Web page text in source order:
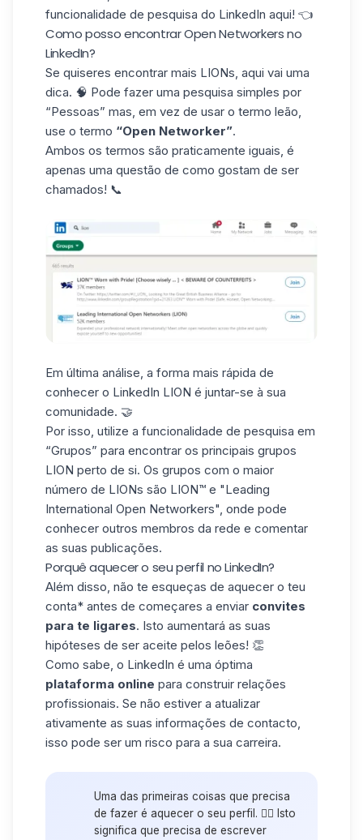
funcionalidade de pesquisa do LinkedIn aqui! 👈
Como posso encontrar Open Networkers no
LinkedIn?
Se quiseres encontrar mais LIONs, aqui vai uma
dica. 🧠 Pode fazer uma pesquisa simples por
“Pessoas” mas, em vez de usar o termo leão,
use o termo “Open Networker”.
Ambos os termos são praticamente iguais, é
apenas uma questão de como gostam de ser
chamados! 📞
Em última análise, a forma mais rápida de
conhecer o LinkedIn LION é juntar-se à sua
comunidade. 🤝
Por isso, utilize a funcionalidade de pesquisa em
“Grupos” para encontrar os principais grupos
LION perto de si. Os grupos com o maior
número de LIONs são LION™ e "Leading
International Open Networkers", onde pode
conhecer outros membros da rede e comentar
as suas publicações.
Porquê aquecer o seu perfil no LinkedIn?
Além disso, não te esqueças de aquecer o teu
conta* antes de começares a enviar convites
para te ligares. Isto aumentará as suas
hipóteses de ser aceite pelos leões! 👏
Como sabe, o LinkedIn é uma óptima
plataforma online para construir relações
profissionais. Se não estiver a atualizar
ativamente as suas informações de contacto,
isso pode ser um risco para a sua carreira.
Uma das primeiras coisas que precisa
de fazer é aquecer o seu perfil. ❤️‍🔥 Isto
significa que precisa de escrever